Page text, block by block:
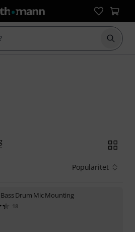
Start
Popularitet
Drum Mic Mounting
18